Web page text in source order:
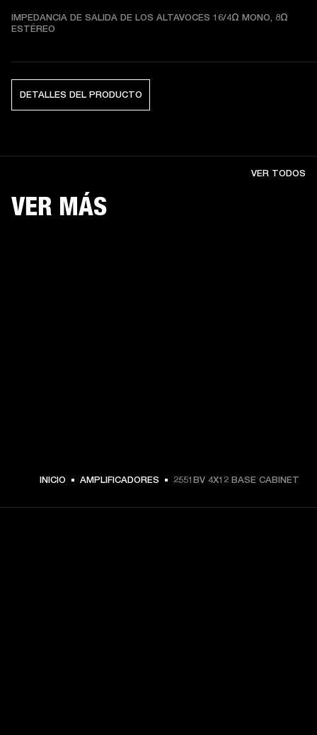
IMPEDANCIA DE SALIDA DE LOS ALTAVOCES 16/4Ω MONO, 8Ω
ESTÉREO
DETALLES DEL PRODUCTO
VER MÁS
VER TODOS
INICIO AMPLIFICADORES 2551BV 4X12 BASE CABINET